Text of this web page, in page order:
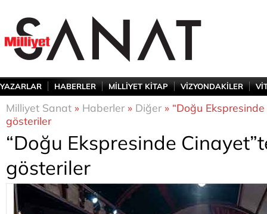
YAZARLAR HABERLER MİLLİYET KİTAP VİZYONDAKİLER
Milliyet Sanat » Haberler» Diğer» “Doğu
gösteriler
“Doğu Ekspresinde
gösteriler